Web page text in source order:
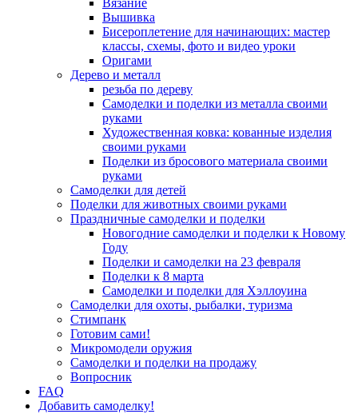
Вязание
Вышивка
Бисероплетение для начинающих: мастер
классы, схемы, фото и видео уроки
Оригами
Дерево и металл
резьба по дереву
Самоделки и поделки из металла своими
руками
Художественная ковка: кованные изделия
своими руками
Поделки из бросового материала своими
руками
Самоделки для детей
Поделки для животных своими руками
Праздничные самоделки и поделки
Новогодние самоделки и поделки к Новому
Году
Поделки и самоделки на 23 февраля
Поделки к 8 марта
Самоделки и поделки для Хэллоуина
Самоделки для охоты, рыбалки, туризма
Стимпанк
Готовим сами!
Микромодели оружия
Самоделки и поделки на продажу
Вопросник
FAQ
Добавить самоделку!